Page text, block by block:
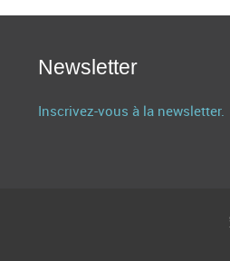
Newsletter
Inscrivez-vous à la newsletter.